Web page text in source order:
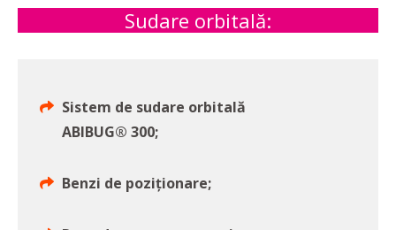
Sudare orbitală:
Sistem de sudare orbitală
ABIBUG® 300;
Benzi de poziționare;